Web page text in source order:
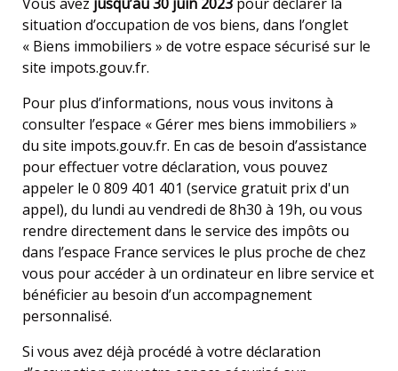
situation d’occupation de vos biens, dans l’onglet
« Biens immobiliers » de votre espace sécurisé sur le
site impots.gouv.fr.
Pour plus d’informations, nous vous invitons à
consulter l’espace «Gérer mes biens immobiliers »
du site impots.gouv.fr. En cas de besoin d’assistance
pour effectuer votre déclaration, vous pouvez
appeler le 0 809 401 401 (service gratuit prix d'un
appel), du lundi au vendredi de 8h30 à 19h, ou vous
rendre directement dans le service des impôts ou
dans l’espace France services le plus proche de chez
vous pour accéder à un ordinateur en libre service et
bénéficier au besoin d’un accompagnement
personnalisé.
Si vous avez déjà procédé à votre déclaration